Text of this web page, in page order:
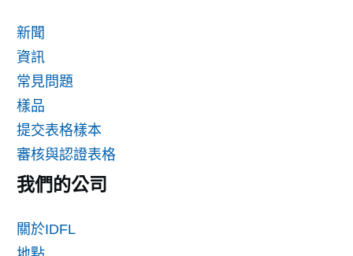
新聞
資訊
常見問題
樣品
提交表格樣本
審核與認證表格
我們的公司
關於IDFL